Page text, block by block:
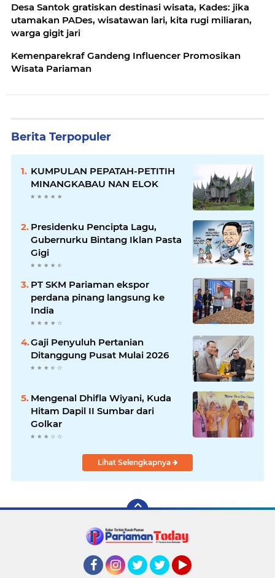
Desa Santok gratiskan destinasi wisata, Kades: jika
utamakan PADes, wisatawan lari, kita rugi miliaran,
warga gigit jari
Kemenparekraf Gandeng Influencer Promosikan
Wisata Pariaman
Berita Terpopuler
KUMPULAN PEPATAH-PETITIH
MINANGKABAU NAN ELOK
Presidenku Pencipta Lagu,
Gubernurku Bintang Iklan Pasta
Gigi
PT SKM Pariaman ekspor
perdana pinang langsung ke
India
Gaji Penyuluh Pertanian
Ditanggung Pusat Mulai 2026
Mengenal Dhifla Wiyani, Kuda
Hitam Dapil II Sumbar dari
Golkar
Lihat Selengkapnya